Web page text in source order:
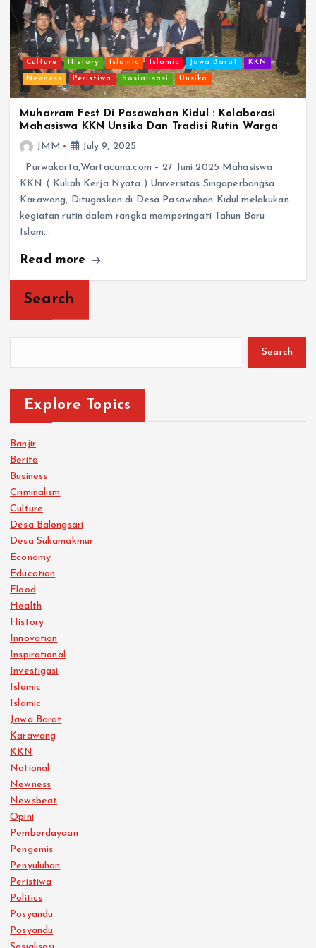
Culture History Islamic Islamic Jawa Barat KKN
Newness Peristiwa Sosialisasi Unsika
Muharram Fest Di Pasawahan Kidul : Kolaborasi
Mahasiswa KKN Unsika Dan Tradisi Rutin Warga
JMM
July 9, 2025
Purwakarta,Wartacana.com – 27 Juni 2025 Mahasiswa
KKN ( Kuliah Kerja Nyata ) Universitas Singaperbangsa
Karawang, Ditugaskan di Desa Pasawahan Kidul melakukan
kegiatan rutin dalam rangka memperingati Tahun Baru
Islam…
Read more
Search
Search
Explore Topics
Banjir
Berita
Business
Criminalism
Culture
Desa Balongsari
Desa Sukamakmur
Economy
Education
Flood
Health
History
Innovation
Inspirational
Investigasi
Islamic
Islamic
Jawa Barat
Karawang
KKN
National
Newness
Newsbeat
Opini
Pemberdayaan
Pengemis
Penyuluhan
Peristiwa
Politics
Posyandu
Posyandu